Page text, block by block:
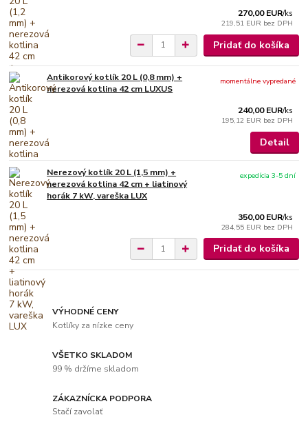
270,00 EUR/ks
219,51 EUR bez DPH
Pridať do košíka
Antikorový kotlík 20 L (0,8 mm) +
nerezová kotlina 42 cm LUXUS
240,00 EUR/ks
195,12 EUR bez DPH
momentálne vypredané
Detail
Nerezový kotlík 20 L (1,5 mm) +
nerezová kotlina 42 cm + liatinový
horák 7 kW, vareška LUX
350,00 EUR/ks
284,55 EUR bez DPH
expedícia 3-5 dní
Pridať do košíka
VÝHODNÉ CENY
Kotlíky za nízke ceny
VŠETKO SKLADOM
99 % držíme skladom
ZÁKAZNÍCKA PODPORA
Stačí zavolať